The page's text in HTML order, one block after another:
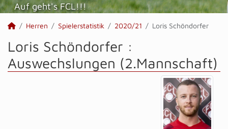
Auf geht's FCL!!!
Herren Spielerstatistik 2020/21 Loris Schöndorfer
Loris Schöndorfer :
Auswechslungen (2.Mannschaft)